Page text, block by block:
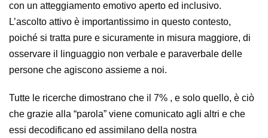
con un atteggiamento emotivo aperto ed inclusivo.
L’ascolto attivo è importantissimo in questo contesto,
poiché si tratta pure e sicuramente in misura maggiore, di
osservare il linguaggio non verbale e paraverbale delle
persone che agiscono assieme a noi.
Tutte le ricerche dimostrano che il 7% , e solo quello, è ciò
che grazie alla “parola” viene comunicato agli altri e che
essi decodificano ed assimilano della nostra